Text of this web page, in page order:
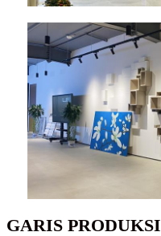
GARIS PRODUKSI